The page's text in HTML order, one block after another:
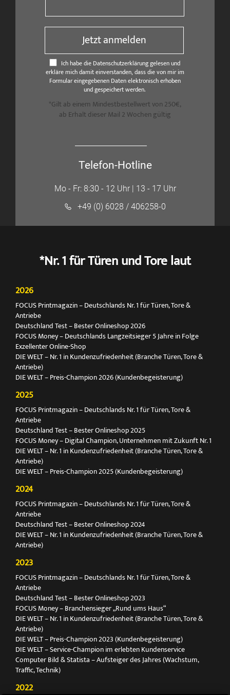
Jetzt anmelden
Ich habe die Datenschutzerklärung gelesen und
erkläre mich damit einverstanden, dass die von mir im
Formular eingegebenen Daten elektronisch erhoben
und gespeichert werden.
*Gilt ab einem Mindestbestellwert von 250€,
ab Erhalt dieser Mail 2 Wochen gültig
Telefon-Hotline
Mo - Fr: 8:30 - 12 Uhr | 13 - 17 Uhr
+49 (0) 6028 / 406258-0
*Nr. 1 für Türen und Tore laut
2026
FOCUS Printmagazin – Deutschlands Nr. 1 für Türen, Tore &
Antriebe
Deutschland Test – Bester Onlineshop 2026
FOCUS Money – Deutschlands Langzeitsieger 5 Jahre in Folge
Exzellenter Online-Shop
DIE WELT – Nr. 1 in Kundenzufriedenheit (Branche Türen, Tore &
Antriebe)
DIE WELT – Preis-Champion 2026 (Kundenbegeisterung)
2025
FOCUS Printmagazin – Deutschlands Nr. 1 für Türen, Tore &
Antriebe
Deutschland Test – Bester Onlineshop 2025
FOCUS Money – Digital Champion, Unternehmen mit Zukunft Nr. 1
DIE WELT – Nr. 1 in Kundenzufriedenheit (Branche Türen, Tore &
Antriebe)
DIE WELT – Preis-Champion 2025 (Kundenbegeisterung)
2024
FOCUS Printmagazin – Deutschlands Nr. 1 für Türen, Tore &
Antriebe
Deutschland Test – Bester Onlineshop 2024
DIE WELT – Nr. 1 in Kundenzufriedenheit (Branche Türen, Tore &
Antriebe)
2023
FOCUS Printmagazin – Deutschlands Nr. 1 für Türen, Tore &
Antriebe
Deutschland Test – Bester Onlineshop 2023
FOCUS Money – Branchensieger „Rund ums Haus“
DIE WELT – Nr. 1 in Kundenzufriedenheit (Branche Türen, Tore &
Antriebe)
DIE WELT – Preis-Champion 2023 (Kundenbegeisterung)
DIE WELT – Service-Champion im erlebten Kundenservice
Computer Bild & Statista – Aufsteiger des Jahres (Wachstum,
Traffic, Technik)
2022